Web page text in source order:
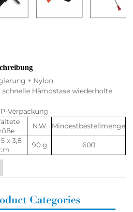
+ Nylon
Hämostase wiederholte
Verpackung
N.W. Mindestbestellmenge
x 3,8
90 g 600